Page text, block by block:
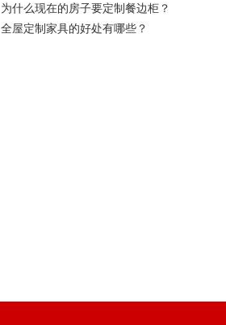
为什么现在的房子要定制餐边柜？
全屋定制家具的好处有哪些？